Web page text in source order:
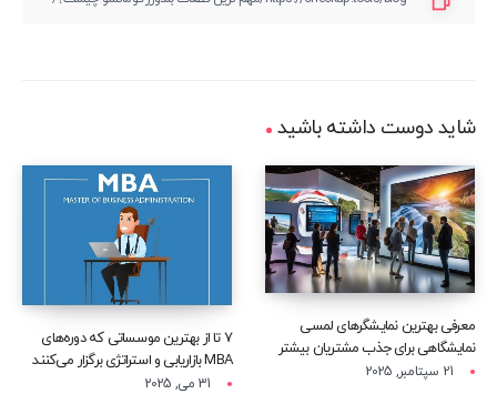
شاید دوست داشته باشید
معرفی بهترین نمایشگرهای لمسی
نمایشگاهی برای جذب مشتریان بیشتر
21 سپتامبر, 2025
۷ تا از بهترین موسساتی که دوره‌های
MBA بازاریابی و استراتژی برگزار می‌کنند
31 می, 2025